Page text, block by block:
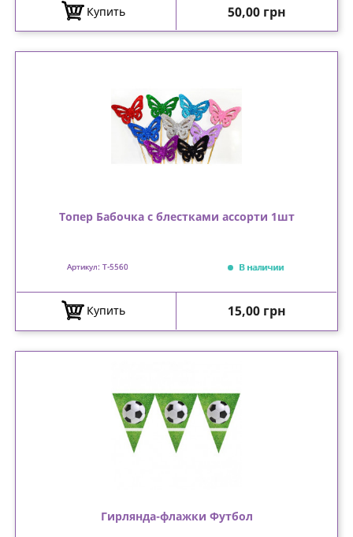
Купить Цена
50,00 грн
Топер Бабочка с блестками ассорти 1шт
Артикул: T-5560 В наличии
Купить Цена
15,00 грн
Гирлянда-флажки Футбол